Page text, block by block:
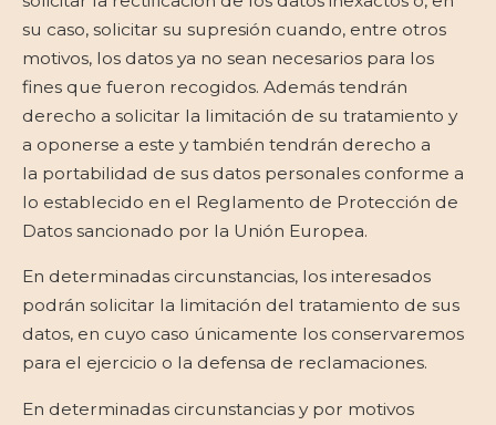
su caso, solicitar su supresión cuando, entre otros
motivos, los datos ya no sean necesarios para los
fines que fueron recogidos. Además tendrán
derecho a solicitar la limitación de su tratamiento y
a oponerse a este y también tendrán derecho a
la portabilidad de sus datos personales conforme a
lo establecido en el Reglamento de Protección de
Datos sancionado por la Unión Europea.
En determinadas circunstancias, los interesados
podrán solicitar la limitación del tratamiento de sus
datos, en cuyo caso únicamente los conservaremos
para el ejercicio o la defensa de reclamaciones.
En determinadas circunstancias y por motivos